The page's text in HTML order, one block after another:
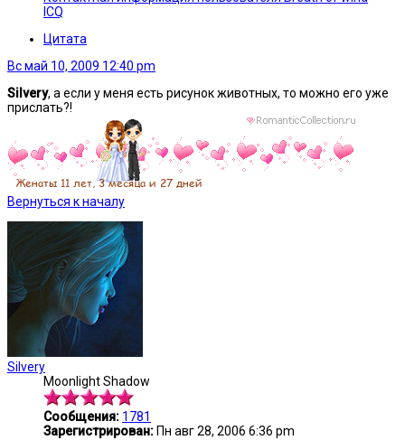
ICQ
Цитата
Вс май 10, 2009 12:40 pm
Silvery, а если у меня есть рисунок животных, то можно его уже
прислать?!
Вернуться к началу
Silvery
Moonlight Shadow
Сообщения: 1781
Зарегистрирован: Пн авг 28, 2006 6:36 pm